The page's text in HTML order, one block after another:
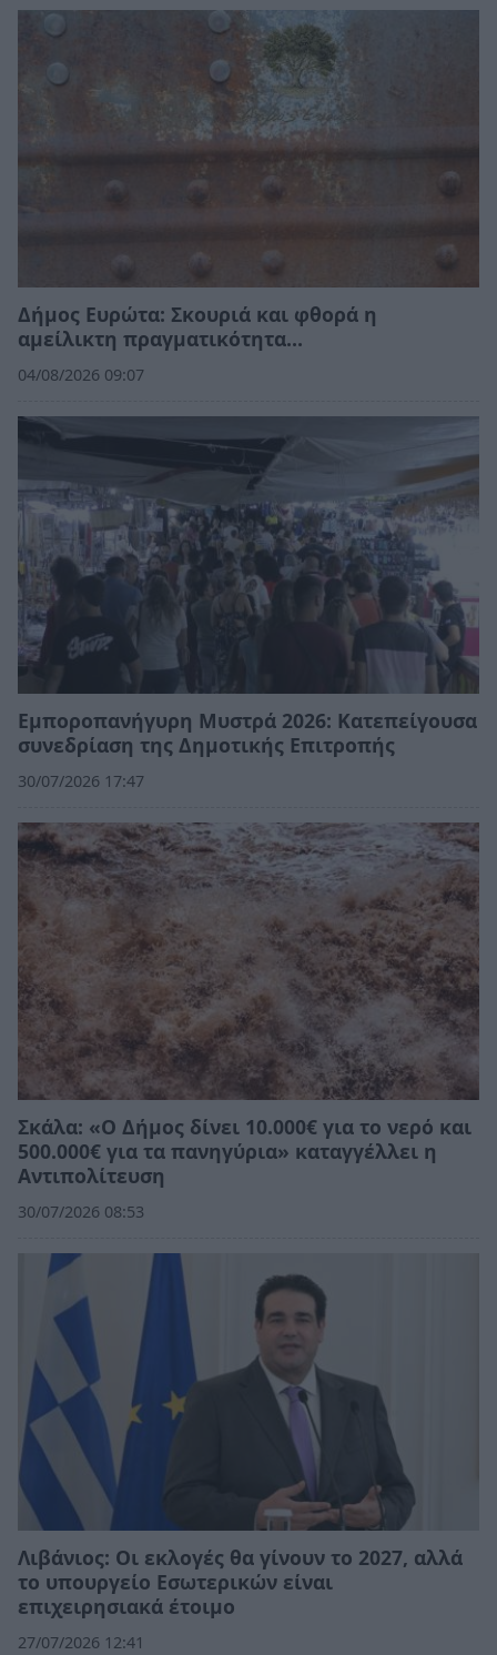
Δήμος Ευρώτα: Σκουριά και φθορά η
αμείλικτη πραγματικότητα…
04/08/2026 09:07
Εμποροπανήγυρη Μυστρά 2026: Κατεπείγουσα
συνεδρίαση της Δημοτικής Επιτροπής
30/07/2026 17:47
Σκάλα: «Ο Δήμος δίνει 10.000€ για το νερό και
500.000€ για τα πανηγύρια» καταγγέλλει η
Αντιπολίτευση
30/07/2026 08:53
Λιβάνιος: Οι εκλογές θα γίνουν το 2027, αλλά
το υπουργείο Εσωτερικών είναι
επιχειρησιακά έτοιμο
27/07/2026 12:41